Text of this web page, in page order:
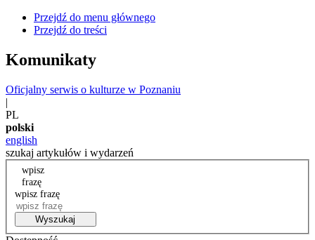
Przejdź do menu głównego
Przejdź do treści
Komunikaty
Oficjalny serwis o kulturze w Poznaniu
|
PL
polski
english
szukaj artykułów i wydarzeń
wpisz
frazę
wpisz frazę
Wyszukaj